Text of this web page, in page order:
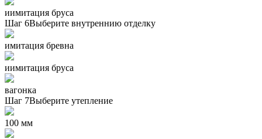
иимитация бруса
Шаг 6Выберите внутреннию отделку
имитация бревна
иимитация бруса
вагонка
Шаг 7Выберите утепление
100 мм